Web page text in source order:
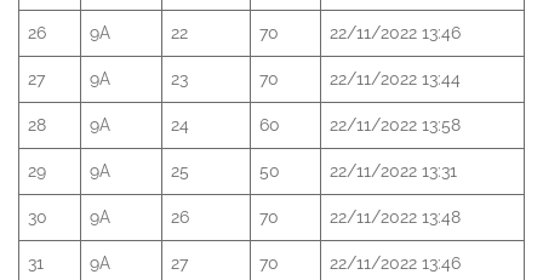
26 9A 22 70 22/11/2022 13:46
27 9A 23 70 22/11/2022 13:44
28 9A 24 60 22/11/2022 13:58
29 9A 25 50 22/11/2022 13:31
30 9A 26 70 22/11/2022 13:48
31 9A 27 70 22/11/2022 13:46